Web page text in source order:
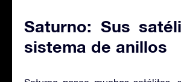
Saturno: Sus
sistema de anillos